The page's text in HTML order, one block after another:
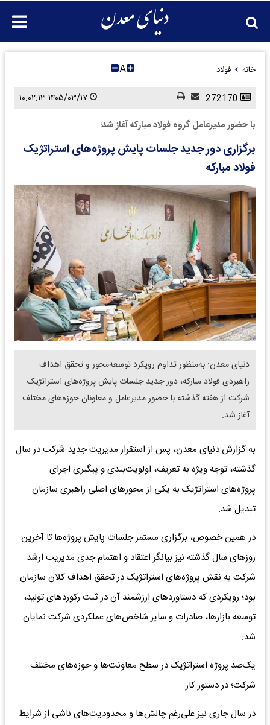
خانه فولاد A
با حضور مدیرعامل گروه فولاد مبارکه آغاز شد؛
برگزاری دور جدید جلسات پایش پروژه‌های استراتژیک
فولاد مبارکه
دنیای معدن: به‌منظور تداوم رویکرد توسعه‌محور و تحقق اهداف
راهبردی فولاد مبارکه، دور جدید جلسات پایش پروژه‌های استراتژیک
شرکت از هفته گذشته با حضور مدیرعامل و معاونان حوزه‌های مختلف
آغاز شد.
به گزارش دنیای معدن، پس از استقرار مدیریت جدید شرکت در سال
گذشته، توجه ویژه به تعریف، اولویت‌بندی و پیگیری اجرای
پروژه‌های استراتژیک به یکی از محورهای اصلی راهبری سازمان
تبدیل شد.
در همین خصوص، برگزاری مستمر جلسات پایش پروژه‌ها تا آخرین
روزهای سال گذشته نیز بیانگر اعتقاد و اهتمام جدی مدیریت ارشد
شرکت به نقش پروژه‌های استراتژیک در تحقق اهداف کلان سازمان
بود؛ رویکردی که دستاوردهای ارزشمند آن در ثبت رکوردهای تولید،
توسعه بازارها، صادرات و سایر شاخص‌های عملکردی شرکت نمایان
شد.
یک‌صد پروژه استراتژیک در سطح معاونت‌ها و حوزه‌های مختلف
شرکت؛ در دستور کار
در سال جاری نیز علی‌رغم چالش‌ها و محدودیت‌های ناشی از شرایط